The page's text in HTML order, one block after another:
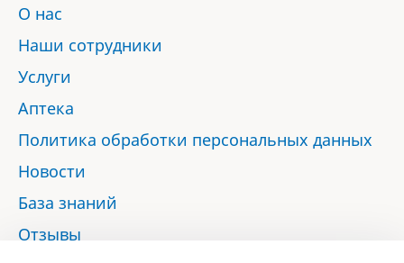
О нас
Наши сотрудники
Услуги
Аптека
Политика обработки персональных данных
Новости
База знаний
Отзывы